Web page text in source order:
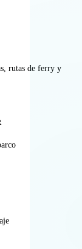
rutas de ferry y